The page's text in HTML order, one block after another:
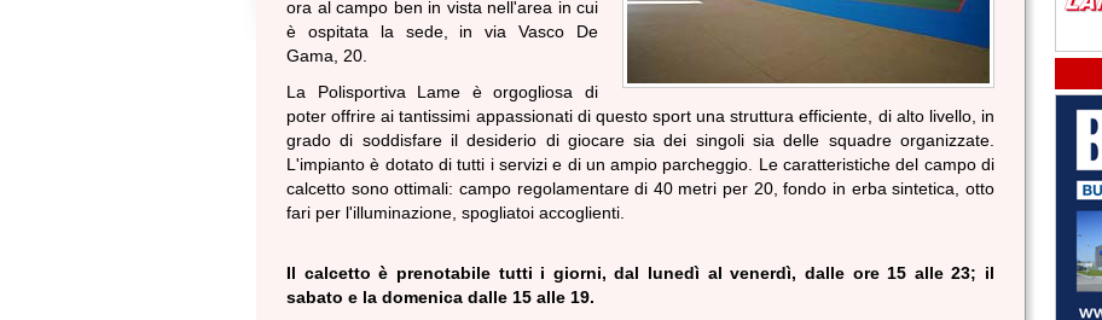
ora al campo ben in vista nell'area in cui
è ospitata la sede, in via Vasco De
Gama, 20.
La Polisportiva Lame è orgogliosa di
poter offrire ai tantissimi appassionati di questo sport una struttura efficiente, di alto livello, in
grado di soddisfare il desiderio di giocare sia dei singoli sia delle squadre organizzate.
L'impianto è dotato di tutti i servizi e di un ampio parcheggio. Le caratteristiche del campo di
calcetto sono ottimali: campo regolamentare di 40 metri per 20, fondo in erba sintetica, otto
fari per l'illuminazione, spogliatoi accoglienti.
Il calcetto è prenotabile tutti i giorni, dal lunedì al venerdì, dalle ore 15 alle 23; il
sabato e la domenica dalle 15 alle 19.